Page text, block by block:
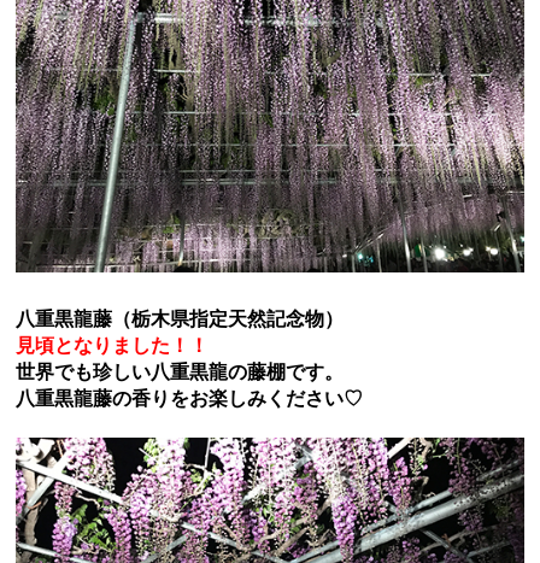
八重黒龍藤（栃木県指定天然記念物）
見頃となりました！！
世界でも珍しい八重黒龍の藤棚です。
八重黒龍藤の香りをお楽しみください♡